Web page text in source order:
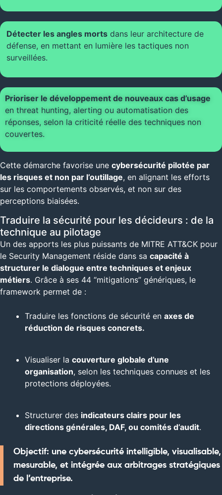
Détecter les angles morts dans leur architecture de
défense, en mettant en lumière les tactiques non
surveillées.
Prioriser le développement de nouveaux cas d’usage
en threat hunting, alerting ou automatisation des
réponses, selon la criticité réelle des techniques non
couvertes.
Cette démarche favorise une cybersécurité pilotée par
les risques et non par l’outillage, en alignant les efforts
sur les comportements observés, et non sur des
perceptions biaisées.
Traduire la sécurité pour les décideurs : de la
technique au pilotage
Un des apports les plus puissants de MITRE ATT&CK pour
le Security Management réside dans sa capacité à
structurer le dialogue entre techniques et enjeux
métiers. Grâce à ses 44 “mitigations” génériques, le
framework permet de :
Traduire les fonctions de sécurité en axes de
réduction de risques concrets.
Visualiser la couverture globale d’une
organisation, selon les techniques connues et les
protections déployées.
Structurer des indicateurs clairs pour les
directions générales, DAF, ou comités d’audit.
Objectif: une cybersécurité intelligible, visualisable,
mesurable, et intégrée aux arbitrages stratégiques
de l’entreprise.